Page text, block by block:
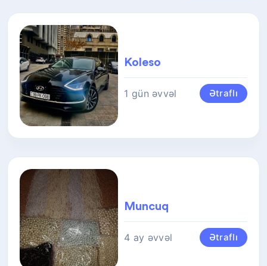
Koleso
1 gün əvvəl Ətraflı
Muncuq
4 ay əvvəl Ətraflı